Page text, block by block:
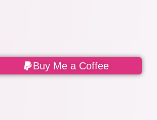
Buy Me a Coffee